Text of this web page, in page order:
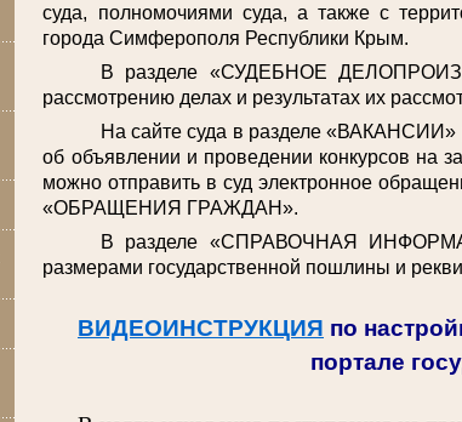
суда, полномочиями суда, а также с
города Симферополя Республики Крым.
В разделе «СУДЕБНОЕ
рассмотрению делах и результатах их
На сайте суда в разделе
об объявлении и проведении конкурсов на
можно отправить в суд электронное
«ОБРАЩЕНИЯ ГРАЖДАН».
В разделе «СПРАВОЧНАЯ
размерами государственной пошлины и
ВИДЕОИНСТРУКЦИЯ по
портале